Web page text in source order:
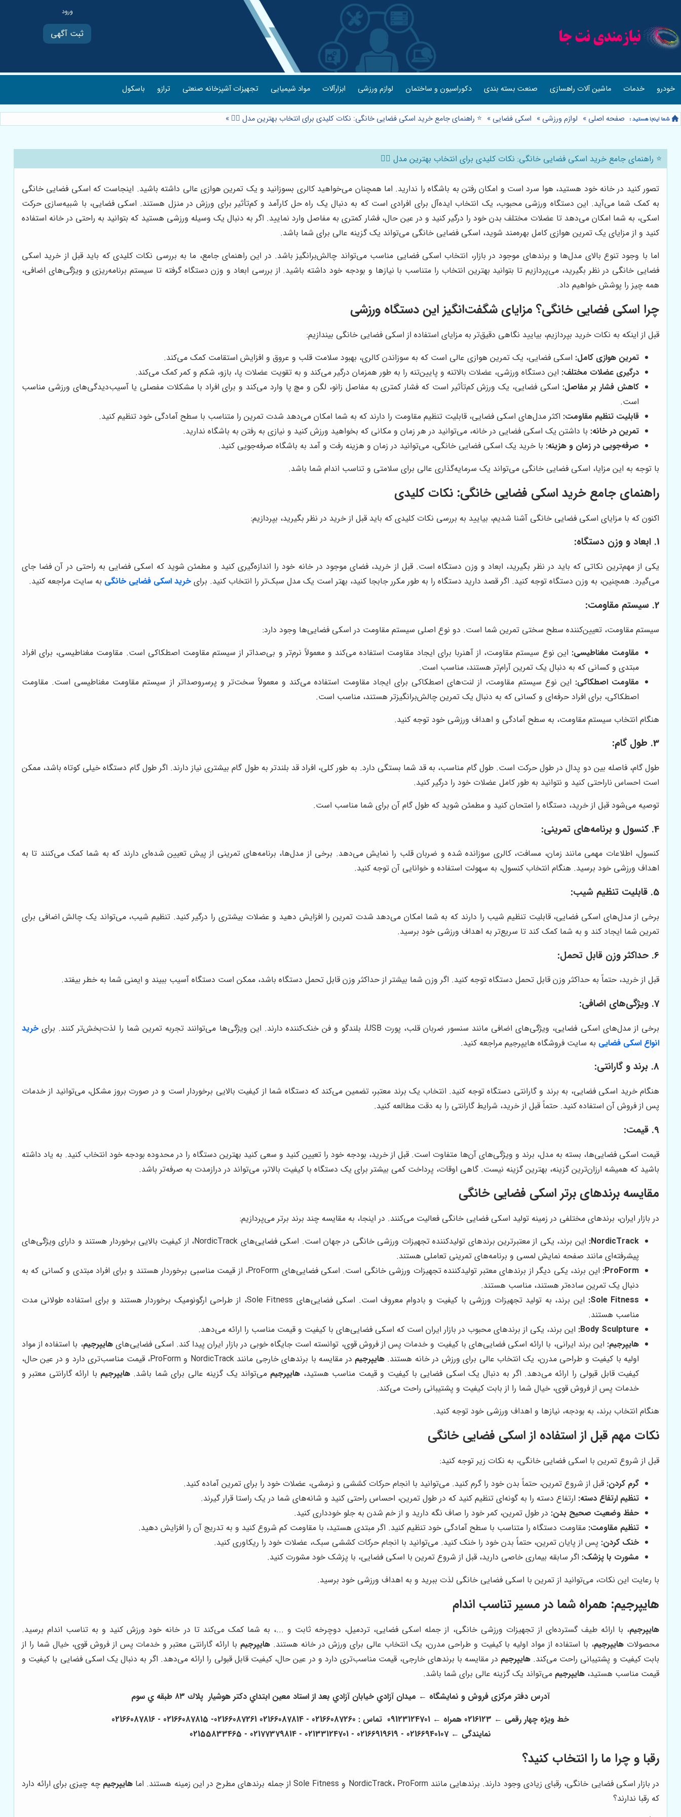
ثبت آگهی
خودرو خدمات ماشین آلات راهسازی صنعت بسته بندی دکوراسیون و ساختمان لوازم ورزشی ابزارآلات مواد شیمیایی تجهیزات آشپزخانه صنعتی ترازو باسکول
صفحه اصلی » لوازم ورزشی » اسکی فضایی » ⭐️ راهنمای جامع خرید اسکی فضایی خانگی: نکات کلیدی برای انتخاب بهترین مدل 🏃‍♀️ »
⭐️ راهنمای جامع خرید اسکی فضایی خانگی: نکات کلیدی برای انتخاب بهترین مدل 🏃‍♀️
تصور کنید در خانه خود هستید، هوا سرد است و امکان رفتن به باشگاه را ندارید. اما همچنان می‌خواهید کالری بسوزانید و یک تمرین هوازی عالی داشته باشید. اینجاست که اسکی فضایی خانگی
به کمک شما می‌آید. این دستگاه ورزشی محبوب، یک انتخاب ایده‌آل برای افرادی است که به دنبال یک راه حل کارآمد و کم‌تأثیر برای ورزش در منزل هستند. اسکی فضایی، با شبیه‌سازی حرکت
اسکی، به شما امکان می‌دهد تا عضلات مختلف بدن خود را درگیر کنید و در عین حال، فشار کمتری به مفاصل وارد نمایید. اگر به دنبال یک وسیله ورزشی هستید که بتوانید به راحتی در خانه استفاده
کنید و از مزایای یک تمرین هوازی کامل بهره‌مند شوید، اسکی فضایی خانگی می‌تواند یک گزینه عالی برای شما باشد.
اما با وجود تنوع بالای مدل‌ها و برندهای موجود در بازار، انتخاب اسکی فضایی مناسب می‌تواند چالش‌برانگیز باشد. در این راهنمای جامع، ما به بررسی نکات کلیدی که باید قبل از خرید اسکی
فضایی خانگی در نظر بگیرید، می‌پردازیم تا بتوانید بهترین انتخاب را متناسب با نیازها و بودجه خود داشته باشید. از بررسی ابعاد و وزن دستگاه گرفته تا سیستم برنامه‌ریزی و ویژگی‌های اضافی،
همه چیز را پوشش خواهیم داد.
چرا اسکی فضایی خانگی؟ مزایای شگفت‌انگیز این دستگاه ورزشی
قبل از اینکه به نکات خرید بپردازیم، بیایید نگاهی دقیق‌تر به مزایای استفاده از اسکی فضایی خانگی بیندازیم:
تمرین هوازی کامل: اسکی فضایی، یک تمرین هوازی عالی است که به سوزاندن کالری، بهبود سلامت قلب و عروق و افزایش استقامت کمک می‌کند.
درگیری عضلات مختلف: این دستگاه ورزشی، عضلات بالاتنه و پایین‌تنه را به طور همزمان درگیر می‌کند و به تقویت عضلات پا، بازو، شکم و کمر کمک می‌کند.
کاهش فشار بر مفاصل: اسکی فضایی، یک ورزش کم‌تأثیر است که فشار کمتری به مفاصل زانو، لگن و مچ پا وارد می‌کند و برای افراد با مشکلات مفصلی یا آسیب‌دیدگی‌های ورزشی مناسب
است.
قابلیت تنظیم مقاومت: اکثر مدل‌های اسکی فضایی، قابلیت تنظیم مقاومت را دارند که به شما امکان می‌دهد شدت تمرین را متناسب با سطح آمادگی خود تنظیم کنید.
تمرین در خانه: با داشتن یک اسکی فضایی در خانه، می‌توانید در هر زمان و مکانی که بخواهید ورزش کنید و نیازی به رفتن به باشگاه ندارید.
صرفه‌جویی در زمان و هزینه: با خرید یک اسکی فضایی خانگی، می‌توانید در زمان و هزینه رفت و آمد به باشگاه صرفه‌جویی کنید.
با توجه به این مزایا، اسکی فضایی خانگی می‌تواند یک سرمایه‌گذاری عالی برای سلامتی و تناسب اندام شما باشد.
راهنمای جامع خرید اسکی فضایی خانگی: نکات کلیدی
اکنون که با مزایای اسکی فضایی خانگی آشنا شدیم، بیایید به بررسی نکات کلیدی که باید قبل از خرید در نظر بگیرید، بپردازیم:
1. ابعاد و وزن دستگاه:
یکی از مهم‌ترین نکاتی که باید در نظر بگیرید، ابعاد و وزن دستگاه است. قبل از خرید، فضای موجود در خانه خود را اندازه‌گیری کنید و مطمئن شوید که اسکی فضایی به راحتی در آن فضا جای
می‌گیرد. همچنین، به وزن دستگاه توجه کنید. اگر قصد دارید دستگاه را به طور مکرر جابجا کنید، بهتر است یک مدل سبک‌تر را انتخاب کنید. برای خرید اسکی فضایی خانگی به سایت مراجعه کنید.
2. سیستم مقاومت:
سیستم مقاومت، تعیین‌کننده سطح سختی تمرین شما است. دو نوع اصلی سیستم مقاومت در اسکی فضایی‌ها وجود دارد:
مقاومت مغناطیسی: این نوع سیستم مقاومت، از آهنربا برای ایجاد مقاومت استفاده می‌کند و معمولاً نرم‌تر و بی‌صداتر از سیستم مقاومت اصطکاکی است. مقاومت مغناطیسی، برای افراد
مبتدی و کسانی که به دنبال یک تمرین آرام‌تر هستند، مناسب است.
مقاومت اصطکاکی: این نوع سیستم مقاومت، از لنت‌های اصطکاکی برای ایجاد مقاومت استفاده می‌کند و معمولاً سخت‌تر و پرسروصداتر از سیستم مقاومت مغناطیسی است. مقاومت
اصطکاکی، برای افراد حرفه‌ای و کسانی که به دنبال یک تمرین چالش‌برانگیزتر هستند، مناسب است.
هنگام انتخاب سیستم مقاومت، به سطح آمادگی و اهداف ورزشی خود توجه کنید.
3. طول گام:
طول گام، فاصله بین دو پدال در طول حرکت است. طول گام مناسب، به قد شما بستگی دارد. به طور کلی، افراد قد بلندتر به طول گام بیشتری نیاز دارند. اگر طول گام دستگاه خیلی کوتاه باشد، ممکن
است احساس ناراحتی کنید و نتوانید به طور کامل عضلات خود را درگیر کنید.
توصیه می‌شود قبل از خرید، دستگاه را امتحان کنید و مطمئن شوید که طول گام آن برای شما مناسب است.
4. کنسول و برنامه‌های تمرینی:
کنسول، اطلاعات مهمی مانند زمان، مسافت، کالری سوزانده شده و ضربان قلب را نمایش می‌دهد. برخی از مدل‌ها، برنامه‌های تمرینی از پیش تعیین شده‌ای دارند که به شما کمک می‌کنند تا به
اهداف ورزشی خود برسید. هنگام انتخاب کنسول، به سهولت استفاده و خوانایی آن توجه کنید.
5. قابلیت تنظیم شیب:
برخی از مدل‌های اسکی فضایی، قابلیت تنظیم شیب را دارند که به شما امکان می‌دهد شدت تمرین را افزایش دهید و عضلات بیشتری را درگیر کنید. تنظیم شیب، می‌تواند یک چالش اضافی برای
تمرین شما ایجاد کند و به شما کمک کند تا سریع‌تر به اهداف ورزشی خود برسید.
6. حداکثر وزن قابل تحمل:
قبل از خرید، حتماً به حداکثر وزن قابل تحمل دستگاه توجه کنید. اگر وزن شما بیشتر از حداکثر وزن قابل تحمل دستگاه باشد، ممکن است دستگاه آسیب ببیند و ایمنی شما به خطر بیفتد.
7. ویژگی‌های اضافی:
برخی از مدل‌های اسکی فضایی، ویژگی‌های اضافی مانند سنسور ضربان قلب، پورت USB، بلندگو و فن خنک‌کننده دارند. این ویژگی‌ها می‌توانند تجربه تمرین شما را لذت‌بخش‌تر کنند. برای
خرید
انواع اسکی فضایی به سایت فروشگاه هایپرجیم مراجعه کنید.
8. برند و گارانتی:
هنگام خرید اسکی فضایی، به برند و گارانتی دستگاه توجه کنید. انتخاب یک برند معتبر، تضمین می‌کند که دستگاه شما از کیفیت بالایی برخوردار است و در صورت بروز مشکل، می‌توانید از خدمات
پس از فروش آن استفاده کنید. حتماً قبل از خرید، شرایط گارانتی را به دقت مطالعه کنید.
9. قیمت:
قیمت اسکی فضایی‌ها، بسته به مدل، برند و ویژگی‌های آن‌ها متفاوت است. قبل از خرید، بودجه خود را تعیین کنید و سعی کنید بهترین دستگاه را در محدوده بودجه خود انتخاب کنید. به یاد داشته
باشید که همیشه ارزان‌ترین گزینه، بهترین گزینه نیست. گاهی اوقات، پرداخت کمی بیشتر برای یک دستگاه با کیفیت بالاتر، می‌تواند در درازمدت به صرفه‌تر باشد.
مقایسه برندهای برتر اسکی فضایی خانگی
در بازار ایران، برندهای مختلفی در زمینه تولید اسکی فضایی خانگی فعالیت می‌کنند. در اینجا، به مقایسه چند برند برتر می‌پردازیم:
NordicTrack:
این برند، یکی از معتبرترین برندهای تولیدکننده تجهیزات ورزشی خانگی در جهان است. اسکی فضایی‌های NordicTrack، از کیفیت بالایی برخوردار هستند و دارای ویژگی‌های
پیشرفته‌ای مانند صفحه نمایش لمسی و برنامه‌های تمرینی تعاملی هستند.
ProForm:
این برند، یکی دیگر از برندهای معتبر تولیدکننده تجهیزات ورزشی خانگی است. اسکی فضایی‌های ProForm، از قیمت مناسبی برخوردار هستند و برای افراد مبتدی و کسانی که به
دنبال یک تمرین ساده‌تر هستند، مناسب هستند.
Sole Fitness:
این برند، به تولید تجهیزات ورزشی با کیفیت و بادوام معروف است. اسکی فضایی‌های Sole Fitness، از طراحی ارگونومیک برخوردار هستند و برای استفاده طولانی مدت
مناسب هستند.
Body Sculpture: این برند، یکی از برندهای محبوب در بازار ایران است که اسکی فضایی‌های با کیفیت و قیمت مناسب را ارائه می‌دهد.
هایپرجیم: این برند ایرانی، با ارائه اسکی فضایی‌های با کیفیت و خدمات پس از فروش قوی، توانسته است جایگاه خوبی در بازار ایران پیدا کند. اسکی فضایی‌هایهایپرجیم، با استفاده از مواد
اولیه با کیفیت و طراحی مدرن، یک انتخاب عالی برای ورزش در خانه هستند.هایپرجیم
در مقایسه با برندهای خارجی مانند NordicTrack و ProForm، قیمت مناسب‌تری دارد و در عین حال،
کیفیت قابل قبولی را ارائه می‌دهد. اگر به دنبال یک اسکی فضایی با کیفیت و قیمت مناسب هستید، هایپرجیم می‌تواند یک گزینه عالی برای شما باشد. هایپرجیم با ارائه گارانتی معتبر و
خدمات پس از فروش قوی، خیال شما را از بابت کیفیت و پشتیبانی راحت می‌کند.
هنگام انتخاب برند، به بودجه، نیازها و اهداف ورزشی خود توجه کنید.
نکات مهم قبل از استفاده از اسکی فضایی خانگی
قبل از شروع تمرین با اسکی فضایی خانگی، به نکات زیر توجه کنید:
گرم کردن: قبل از شروع تمرین، حتماً بدن خود را گرم کنید. می‌توانید با انجام حرکات کششی و نرمشی، عضلات خود را برای تمرین آماده کنید.
تنظیم ارتفاع دسته: ارتفاع دسته را به گونه‌ای تنظیم کنید که در طول تمرین، احساس راحتی کنید و شانه‌های شما در یک راستا قرار گیرند.
حفظ وضعیت صحیح بدن: در طول تمرین، کمر خود را صاف نگه دارید و از خم شدن به جلو خودداری کنید.
تنظیم مقاومت: مقاومت دستگاه را متناسب با سطح آمادگی خود تنظیم کنید. اگر مبتدی هستید، با مقاومت کم شروع کنید و به تدریج آن را افزایش دهید.
خنک کردن: پس از پایان تمرین، حتماً بدن خود را خنک کنید. می‌توانید با انجام حرکات کششی سبک، عضلات خود را ریکاوری کنید.
مشورت با پزشک: اگر سابقه بیماری خاصی دارید، قبل از شروع تمرین با اسکی فضایی، با پزشک خود مشورت کنید.
با رعایت این نکات، می‌توانید از تمرین با اسکی فضایی خانگی لذت ببرید و به اهداف ورزشی خود برسید.
هایپرجیم: همراه شما در مسیر تناسب اندام
هایپرجیم، با ارائه طیف گسترده‌ای از تجهیزات ورزشی خانگی، از جمله اسکی فضایی، تردمیل، دوچرخه ثابت و ...، به شما کمک می‌کند تا در خانه خود ورزش کنید و به تناسب اندام برسید.
محصولات هایپرجیم، با استفاده از مواد اولیه با کیفیت و طراحی مدرن، یک انتخاب عالی برای ورزش در خانه هستند. هایپرجیم با ارائه گارانتی معتبر و خدمات پس از فروش قوی، خیال شما را از
بابت کیفیت و پشتیبانی راحت می‌کند.هایپرجیم در مقایسه با برندهای خارجی، قیمت مناسب‌تری دارد و در عین حال، کیفیت قابل قبولی را ارائه می‌دهد. اگر به دنبال یک اسکی فضایی با کیفیت و
قیمت مناسب هستید، هایپرجیم می‌تواند یک گزینه عالی برای شما باشد.
آدرس دفتر مرکزی فروش و نمایشگاه ← ميدان آزادي خيابان آزادي بعد از استاد معين ابتداي دكتر هوشيار پلاك ٨٣ طبقه ي سوم
خط ویژه چهار رقمی ← 0216123 همراه ← 09123124701 تماس : 02166087260 - 02166087261 02166087814- 02166087815 - 02166087816
نمایندگی ← 02166940107
- 02166919619 - 02133124701 - 02177379814 - 02155833465
رقبا و چرا ما را انتخاب کنید؟
در بازار اسکی فضایی خانگی، رقبای زیادی وجود دارند. برندهایی مانند NordicTrack، ProForm و Sole Fitness از جمله برندهای مطرح در این زمینه هستند. اما هایپرجیم چه چیزی برای ارائه دارد
که رقبا ندارند؟